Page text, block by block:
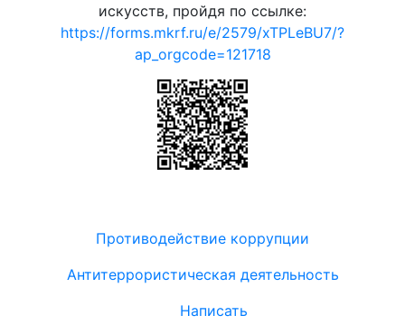
искусств, пройдя по ссылке:
https://forms.mkrf.ru/e/2579/xTPLeBU7/?
ap_orgcode=121718
Противодействие коррупции
Антитеррористическая деятельность
Написать